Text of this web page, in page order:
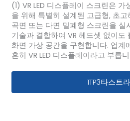
(1) VR LED 디스플레이 스크린은
을 위해 특별히 설계된 고급형, 초고
곡면 또는 다면 밀폐형 스크린을 실
기술과 결합하여 VR 헤드셋 없이도
화면 가상 공간을 구현합니다. 업계
흔히 VR LED 디스플레이라고 부릅
VR LED 디
1TP3타스트